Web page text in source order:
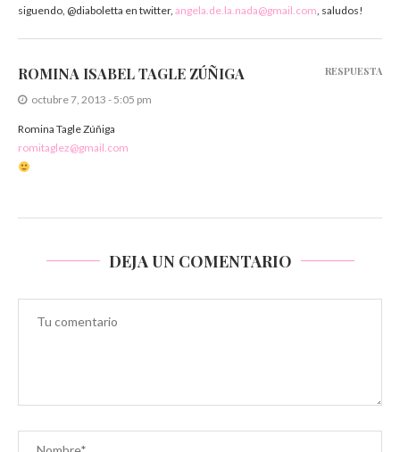
siguendo, @diaboletta en twitter, angela.de.la.nada@gmail.com, saludos!
ROMINA ISABEL TAGLE ZÚÑIGA
octubre 7, 2013 - 5:05 pm
Romina Tagle Zúñiga
romitaglez@gmail.com
RESPUESTA
DEJA UN COMENTARIO